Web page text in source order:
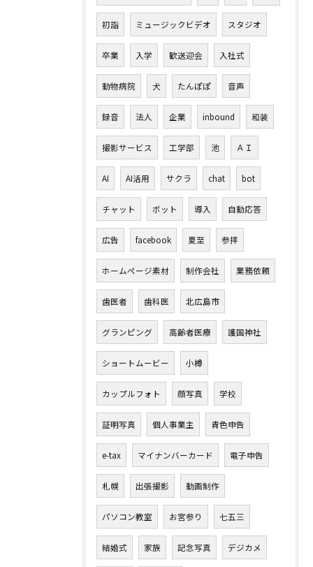
初詣 ミュージックビデオ スタジオ
卒業 入学 歓送迎会 入社式
動物病院 犬 たんぽぽ 音声
録音 法人 企業 inbound 和装
撮影サービス 工学部 池 ＡＩ
AI AI活用 サクラ chat bot
チャット ボット 導入 自動応答
広告 facebook 夏至 参拝
ホームページ素材 制作会社 業務依頼
歯医者 歯科医 北広島市
グランピング 高齢者医療 護国神社
ショートムービー 小樽
カップルフォト 顔写真 学校
証明写真 個人事業主 青色申告
e-tax マイナンバーカード 電子申告
札幌 出張撮影 動画制作
パソコン教室 お宮参り 七五三
結婚式 家族 記念写真 デジカメ